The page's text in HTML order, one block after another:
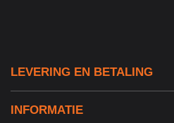
LEVERING EN BETALING
INFORMATIE